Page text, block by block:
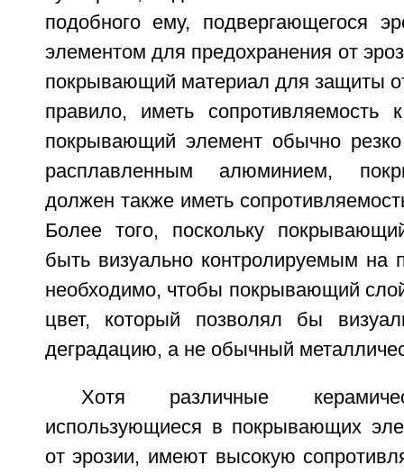
подобного ему, подвергающегося
элементом для предохранения от
покрывающий материал для защиты
правило, иметь сопротивляемость
покрывающий элемент обычно
расплавленным алюминием,
должен также иметь
Более того, поскольку
быть визуально контролируемым на
необходимо, чтобы покрывающий
цвет, который позволял бы
деградацию, а не обычный
Хотя различные
использующиеся в покрывающих
от эрозии, имеют высокую